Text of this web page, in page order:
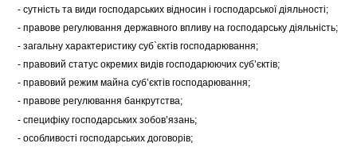
- сутність та види господарських відносин і господарської діяльності;
- правове регулювання державного впливу на господарську діяльність;
- загальну характеристику суб`єктів господарювання;
- правовий статус окремих видів господарюючих суб’єктів;
- правовий режим майна суб’єктів господарювання;
- правове регулювання банкрутства;
- специфіку господарських зобов’язань;
- особливості господарських договорів;